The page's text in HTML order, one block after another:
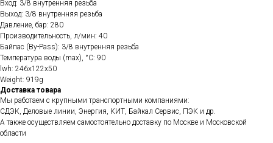
Вход: 3/8 внутренняя резьба
Выход: 3/8 внутренняя резьба
Давление, бар: 280
Производительность, л/мин: 40
Байпас (By-Pass): 3/8 внутренняя резьба
Температура воды (max), °C: 90
lwh: 246x122x50
Weight: 919g
Доставка товара
Мы работаем с крупными транспортными компаниями:
СДЭК, Деловые линии, Энергия, КИТ, Байкал Сервис, ПЭК и др.
А также осуществляем самостоятельно доставку по Москве и Московской
области